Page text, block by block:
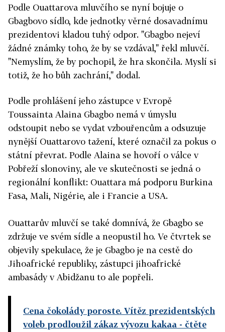
Podle Ouattarova mluvčího se nyní bojuje o
Gbagbovo sídlo, kde jednotky věrné dosavadnímu
prezidentovi kladou tuhý odpor. "Gbagbo nejeví
žádné známky toho, že by se vzdával," řekl mluvčí.
"Nemyslím, že by pochopil, že hra skončila. Myslí si
totiž, že ho bůh zachrání," dodal.
Podle prohlášení jeho zástupce v Evropě
Toussainta Alaina Gbagbo nemá v úmyslu
odstoupit nebo se vydat vzbouřencům a odsuzuje
nynější Ouattarovo tažení, které označil za pokus o
státní převrat. Podle Alaina se hovoří o válce v
Pobřeží slonoviny, ale ve skutečnosti se jedná o
regionální konflikt: Ouattara má podporu Burkina
Fasa, Mali, Nigérie, ale i Francie a USA.
Ouattarův mluvčí se také domnívá, že Gbagbo se
zdržuje ve svém sídle a neopustil ho. Ve čtvrtek se
objevily spekulace, že je Gbagbo je na cestě do
Jihoafrické republiky, zástupci jihoafrické
ambasády v Abidžanu to ale popřeli.
Cena čokolády poroste. Vítěz prezidentských
voleb prodloužil zákaz vývozu kakaa - čtěte